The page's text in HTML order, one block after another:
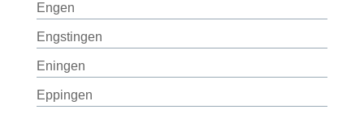
Engen
Engstingen
Eningen
Eppingen